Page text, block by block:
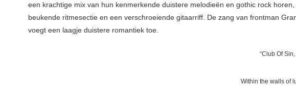
een krachtige mix van hun kenmerkende duistere melodieën en gothic rock
beukende ritmesectie en een verschroeiende gitaarriff. De zang van frontman
voegt een laagje duistere romantiek toe.
“Club Of
Within the walls of